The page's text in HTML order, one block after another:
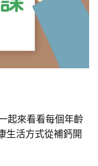
起來看看每個年齡
生活方式從補鈣開